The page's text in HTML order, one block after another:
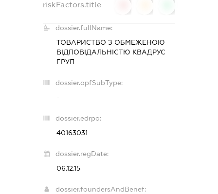
riskFactors.title
dossier.fullName:
ТОВАРИСТВО З ОБМЕЖЕНОЮ
ВІДПОВІДАЛЬНІСТЮ КВАДРУС
ГРУП
dossier.opfSubType:
-
dossier.edrpo:
40163031
dossier.regDate:
06.12.15
dossier.foundersAndBenef: